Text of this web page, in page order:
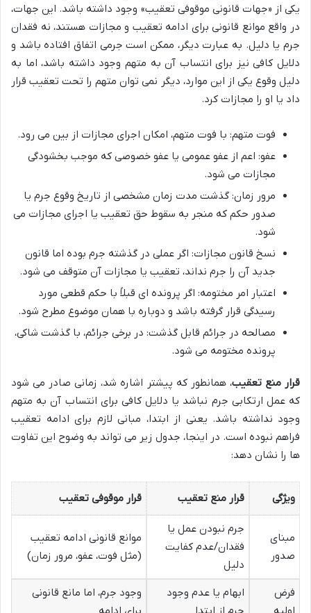
یکی از «جهات قانونی موقوفی تعقیب» وجود داشته باشد. این جهات،
در واقع موانع قانونی برای ادامه تعقیب و مجازات هستند، نه فقدان
جرم یا دلیل. به عبارت دیگر، ممکن است جرمی اتفاق افتاده باشد و
دلایل کافی نیز برای انتساب آن به متهم وجود داشته باشد، اما به
دلیل وقوع یکی از این موارد، دیگر نمی توان متهم را تحت تعقیب قرار
داد یا او را مجازات کرد.
فوت متهم: با فوت متهم، امکان اجرای مجازات از بین می رود.
عفو: اعم از عفو عمومی یا عفو خصوصی که موجب بخشودگی
مجازات می شود.
مرور زمان: گذشت مدت زمان مشخصی از تاریخ وقوع جرم یا
صدور حکم که منجر به سقوط حق تعقیب یا اجرای مجازات می
شود.
نسخ قانون مجازات: اگر عملی در گذشته جرم بوده اما قانون
جدید آن را جرم نداند، تعقیب یا مجازات آن متوقف می شود.
اعتبار امر مختومه: اگر پرونده ای قبلاً با حکم قطعی مورد
رسیدگی قرار گرفته باشد و دوباره با همان موضوع مطرح شود.
مصالحه در جرائم قابل گذشت: در برخی جرائم، با گذشت شاکی،
پرونده مختومه می شود.
قرار منع تعقیب، همانطور که پیشتر اشاره شد، زمانی صادر می شود
که عمل ارتکابی جرم نباشد یا دلایل کافی برای انتساب آن به متهم
وجود نداشته باشد. یعنی از ابتدا، مبانی لازم برای ادامه تعقیب
فراهم نبوده است. در اینجا، جدول زیر می تواند به وضوح این تفاوت
ها را نشان دهد:
ویژگی قرار منع تعقیب قرار موقوفی تعقیب
مبنای
صدور
جرم نبودن عمل یا
فقدان/عدم کفایت
دلیل
موانع قانونی ادامه تعقیب
(مثل فوت، عفو، مرور زمان)
فرض
ابهام یا عدم وجود
وجود جرم، اما مانع قانونی